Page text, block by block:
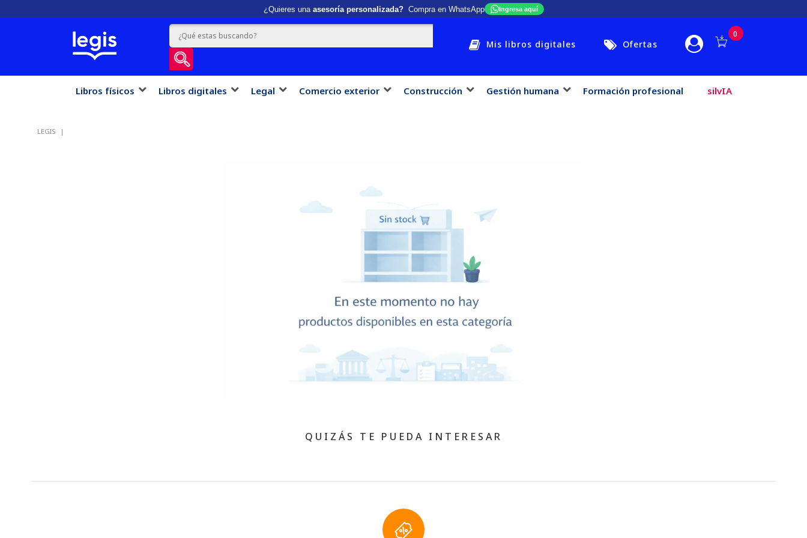
¿Quieres una asesoría personalizada?Compra en WhatsApp Ingresa aquí
Mis libros digitales Ofertas
0
Libros físicos Libros digitales Legal Comercio exterior Construcción Gestión humana Formación profesional silvIA
LEGIS
QUIZÁS TE PUEDA INTERESAR